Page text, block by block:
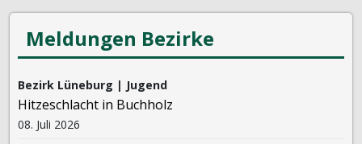
Meldungen Bezirke
Bezirk Lüneburg | Jugend
Hitzeschlacht in Buchholz
08. Juli 2026